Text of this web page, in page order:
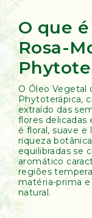
O que
Rosa-
O Óleo Vegetal
Phytoterápica,
extraído das
flores delicadas
é floral, suave
riqueza
equilibradas se
aromático
regiões
matéria-prima e
natural.